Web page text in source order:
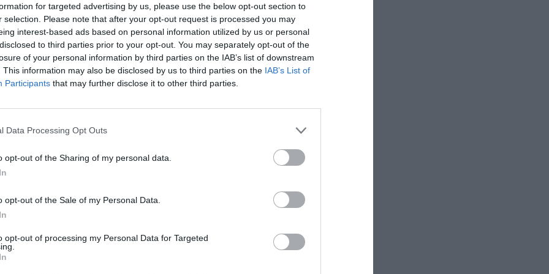
for targeted advertising by us, please use the below opt-out section to
selection. Please note that after your opt-out request is processed you may
interest-based ads based on personal information utilized by us or personal
to third parties prior to your opt-out. You may separately opt-out of the
of your personal information by third parties on the IAB’s list of downstream
This information may also be disclosed by us to third parties on the IAB’s List of
Participants that may further disclose it to other third parties.
Data Processing Opt Outs
opt-out of the Sharing of my personal data.
opt-out of the Sale of my Personal Data.
opt-out of processing my Personal Data for Targeted
farmacológicas
fue liderado porMiguel Ángel
Crítica (FarMIC) de la SEFH . Amor
de barreras para la prescripción de
de las interacciones farmacológicas
polimedicación sigue siendo el principal
que observamos en la práctica clínica
son manejables mediante intervenciones
de la suspensión temporal de
de la posología y la monitorización estrecha
Amor abogó por un enfoque